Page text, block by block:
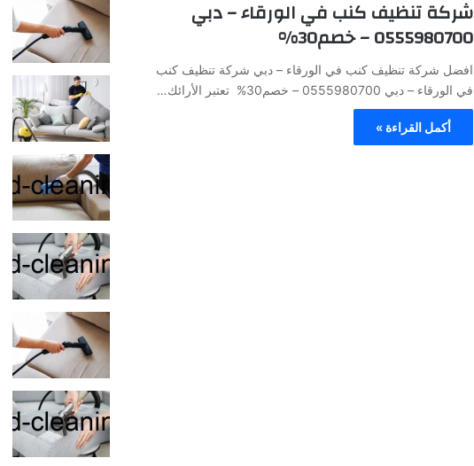
شركة تنظيف كنب في الورقاء – دبي
0555980700 – خصم30%
افضل شركة تنظيف كنب في الورقاء – دبي شركة تنظيف كنب
في الورقاء – دبي 0555980700 – خصم30% تعتبر الأرائك…
أكمل القراءة »